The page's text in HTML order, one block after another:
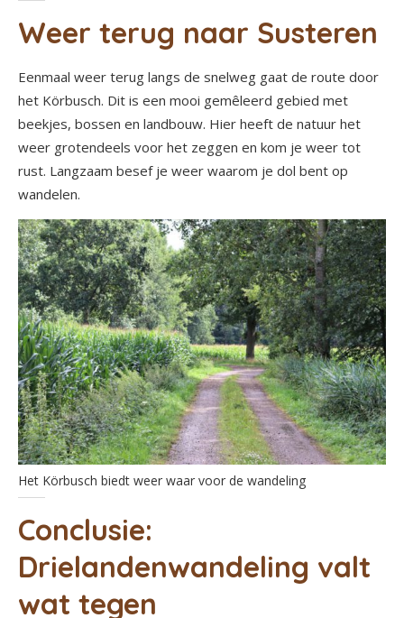
Weer terug naar Susteren
Eenmaal weer terug langs de snelweg gaat de route door
het Körbusch. Dit is een mooi gemêleerd gebied met
beekjes, bossen en landbouw. Hier heeft de natuur het
weer grotendeels voor het zeggen en kom je weer tot
rust. Langzaam besef je weer waarom je dol bent op
wandelen.
Het Körbusch biedt weer waar voor de wandeling
Conclusie:
Drielandenwandeling valt
wat tegen